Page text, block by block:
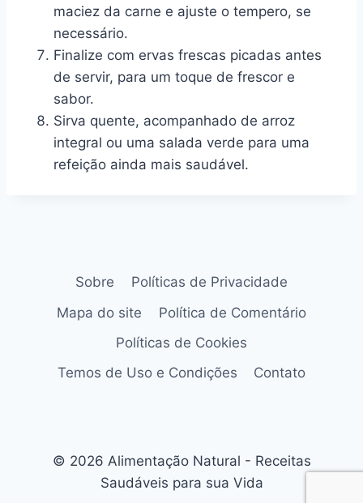
maciez da carne e ajuste o tempero, se
necessário.
Finalize com ervas frescas picadas antes
de servir, para um toque de frescor e
sabor.
Sirva quente, acompanhado de arroz
integral ou uma salada verde para uma
refeição ainda mais saudável.
Sobre
Políticas de Privacidade
Mapa do site
Política de Comentário
Políticas de Cookies
Temos de Uso e Condições
Contato
© 2026 Alimentação Natural - Receitas
Saudáveis para sua Vida